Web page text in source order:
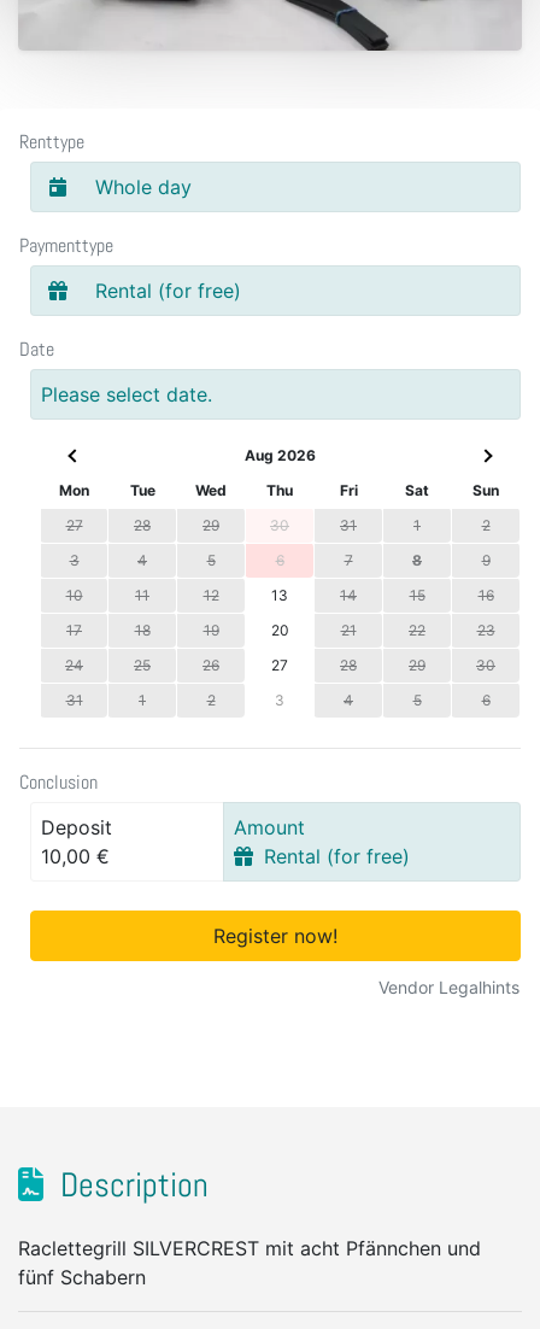
Renttype
Whole day
Paymenttype
Rental (for free)
Date
Please select date.
Aug 2026
Mon
Tue Wed Thu Fri Sat
Sun
27
28 29 30 31 1
2
3
4 5 6 7 8
9
10
11 12 13 14 15
16
17
18 19 20 21 22
23
24
25 26 27 28 29
30
31
1 2 3 4 5 6
Conclusion
Deposit
10,00 €
Amount
Rental (for free)
Register now!
Vendor Legalhints
Description
Raclettegrill SILVERCREST mit acht Pfännchen und
fünf Schabern